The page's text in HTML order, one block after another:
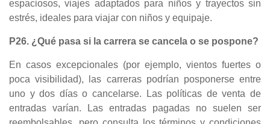
espaciosos, viajes adaptados para niños y trayectos sin
estrés, ideales para viajar con niños y equipaje.
P26. ¿Qué pasa si la carrera se cancela o se pospone?
En casos excepcionales (por ejemplo, vientos fuertes o
poca visibilidad), las carreras podrían posponerse entre
uno y dos días o cancelarse. Las políticas de venta de
entradas varían. Las entradas pagadas no suelen ser